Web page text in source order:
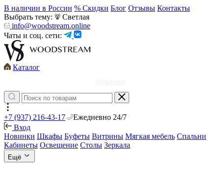
В наличии в России % Скидки Блог Отзывы Контакты
Выбрать тему:
Светлая
info@woodstream.online
Чаты и соц. сети:
Каталог
+7 (937) 216-43-17
Ежедневно 24/7
Вход
Новинки Шкафы Буфеты Витрины Мягкая мебель Спальни
Кабинеты Освещение Столы Зеркала
Ещё